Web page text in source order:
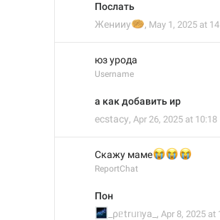
Послать
Женииу
🧇
, May 1, 2025 at
юз урода
Username
а как добавить ир
ecstacy, Apr 26, 2025 at 10:18
Скажу маме
😭
😭
😭
ReportChat
Пон
🌌_ρᥱtrᥙᥒya_ , Apr 8, 2025 at